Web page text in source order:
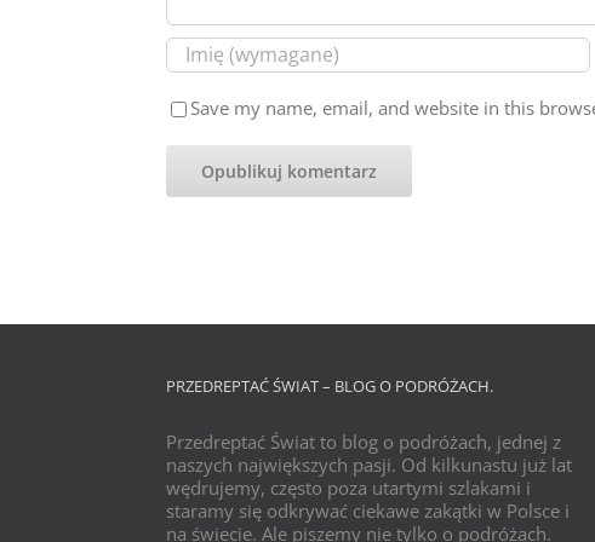
Save my name, email, and website in this
PRZEDREPTAĆ ŚWIAT – BLOG O PODRÓŻACH.
Przedreptać Świat to blog o podróżach, jednej z
naszych największych pasji. Od kilkunastu już lat
wędrujemy, często poza utartymi szlakami i
staramy się odkrywać ciekawe zakątki w Polsce i
na świecie. Ale piszemy nie tylko o podróżach.